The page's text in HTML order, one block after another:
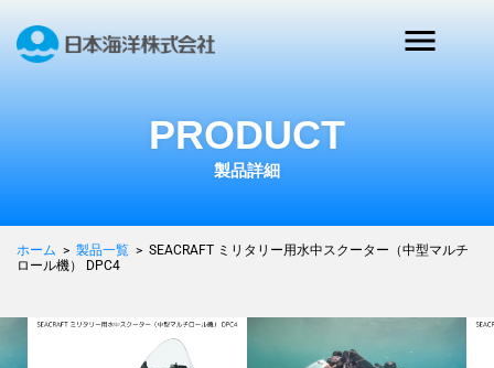
PRODUCT
製品詳細
ホーム > 製品一覧 > SEACRAFT ミリタリー用水中スクーター（中型マルチ
ロール機） DPC4